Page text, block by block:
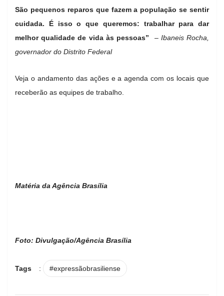
São pequenos reparos que fazem a população se sentir
cuidada. É isso o que queremos: trabalhar para dar
melhor qualidade de vida às pessoas” –Ibaneis Rocha,
governador do Distrito Federal
Veja o andamento das ações e a agenda com os locais que
receberão as equipes de trabalho.
Matéria da Agência Brasília
Foto: Divulgação/Agência Brasília
Tags : #expressãobrasiliense